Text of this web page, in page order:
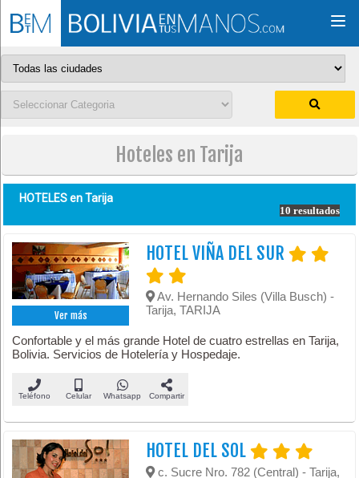
Hoteles en Tarija
HOTELES enTarija
10 resultados
Ver más
HOTEL VIÑA DEL SUR
Av. Hernando Siles (Villa Busch) -
Tarija, TARIJA
Confortable y el más grande Hotel de cuatro estrellas en Tarija,
Bolivia. Servicios de Hotelería y Hospedaje.
Teléfono Celular Whatsapp Compartir
HOTEL DEL SOL
c. Sucre Nro. 782 (Central) - Tarija,